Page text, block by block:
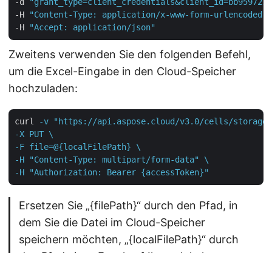
-H
"Content-Type: application/x-www-form-urlencoded"
-H
"Accept: application/json"
Zweitens verwenden Sie den folgenden Befehl,
um die Excel-Eingabe in den Cloud-Speicher
hochzuladen:
curl
-v "https://api.aspose.cloud/v3.0/cells/
-X PUT \
-F file=@{localFilePath} \
-H "Content-Type: multipart/form-data" \
-H "Authorization: Bearer {accessToken}"
Ersetzen Sie „{filePath}“ durch den Pfad, in
dem Sie die Datei im Cloud-Speicher
speichern möchten, „{localFilePath}“ durch